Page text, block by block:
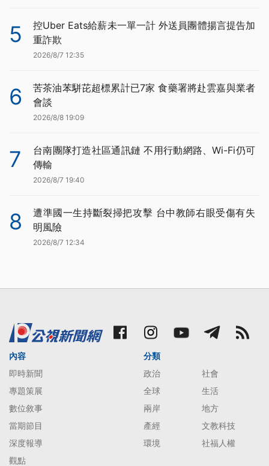
5
控Uber Eats給薪未一單一計 外送員團體揚言提告加
重詐欺
2026/8/7 12:35
6
苦茶油苯駢芘超標累計已7家 食藥署將赴雲嘉與業者
會談
2026/8/8 19:09
7
台南團隊打造社區通訊鏈 不用行動網路、Wi-Fi仍可
傳輸
2026/8/7 19:40
8
遭準國一生持斷裂掃把攻擊 台中教師右眼受傷有失
明風險
2026/8/7 12:34
內容
即時新聞
專題策展
數位敘事
當期節目
深度報導
觀點
分類
政治
社會
全球
生活
兩岸
地方
產經
文教科技
環境
社福人權